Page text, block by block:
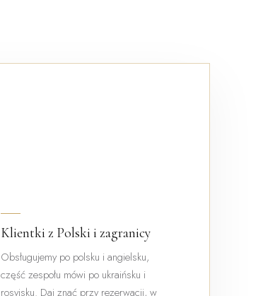
Klientki z Polski i zagranicy
Obsługujemy po polsku i angielsku,
część zespołu mówi po ukraińsku i
rosyjsku. Daj znać przy rezerwacji, w